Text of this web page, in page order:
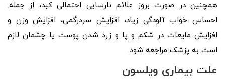
همچنین در صورت بروز علائم نارسایی احتمالی کبد، از جمله:
احساس خواب آلودگی زیاد، افزایش سردرگمی، افزایش وزن و
افزایش مایعات در شکم و پا و زرد شدن پوست یا چشمان لازم
است به پزشک مراجعه شود.
علت بیماری ویلسون